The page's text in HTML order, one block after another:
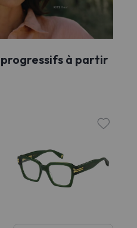
à partir